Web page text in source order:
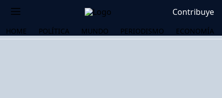
Contribuye
HOME POLÍTICA MUNDO PERIODISMO ECONOMÍA